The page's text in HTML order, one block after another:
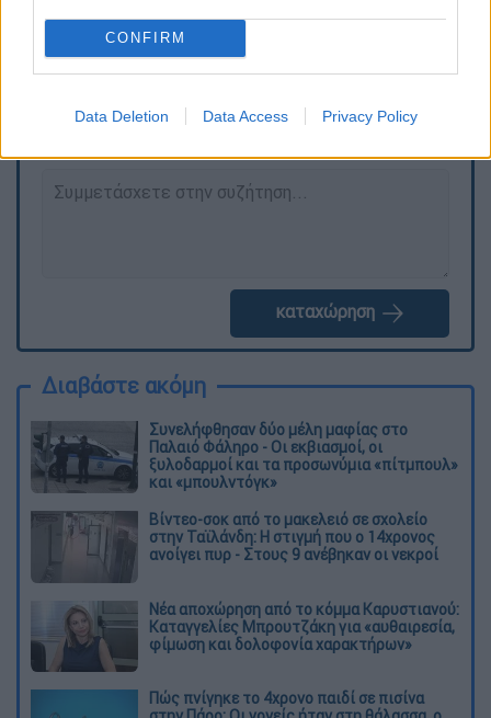
CONFIRM
Data Deletion Data Access Privacy Policy
Τα σχολιά σας δημοσιεύονται άμεσα με δική σας ευθύνη. Το
ΕΘΝΟΣ θα παρεμβαίνει και τα προσβλητικά σχόλια θα
καταχώρηση
Διαβάστε ακόμη
Συνελήφθησαν δύο μέλη μαφίας στο
Παλαιό Φάληρο - Οι εκβιασμοί, οι
ξυλοδαρμοί και τα προσωνύμια «πίτμπουλ»
και «μπουλντόγκ»
Βίντεο-σοκ από το μακελειό σε σχολείο
στην Ταϊλάνδη: Η στιγμή που ο 14χρονος
ανοίγει πυρ - Στους 9 ανέβηκαν οι νεκροί
Νέα αποχώρηση από το κόμμα Καρυστιανού:
Καταγγελίες Μπρουτζάκη για «αυθαιρεσία,
φίμωση και δολοφονία χαρακτήρων»
Πώς πνίγηκε το 4χρονο παιδί σε πισίνα